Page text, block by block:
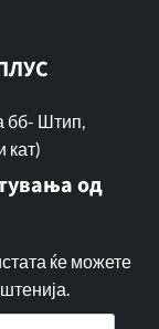
бб- Штип,
кат)
од
ќе можете